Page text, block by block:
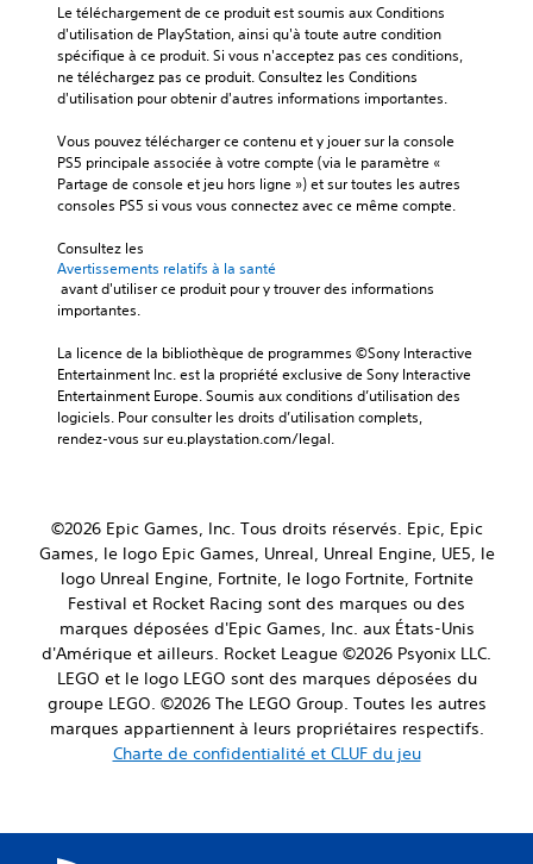
Le téléchargement de ce produit est soumis aux Conditions
d'utilisation de PlayStation, ainsi qu'à toute autre condition
spécifique à ce produit. Si vous n'acceptez pas ces conditions,
ne téléchargez pas ce produit. Consultez les Conditions
d'utilisation pour obtenir d'autres informations importantes.
Vous pouvez télécharger ce contenu et y jouer sur la console
PS5 principale associée à votre compte (via le paramètre «
Partage de console et jeu hors ligne ») et sur toutes les autres
consoles PS5 si vous vous connectez avec ce même compte.
Consultez les
Avertissements relatifs à la santé
importantes.
La licence de la bibliothèque de programmes ©Sony Interactive
Entertainment Inc. est la propriété exclusive de Sony Interactive
Entertainment Europe. Soumis aux conditions d’utilisation des
logiciels. Pour consulter les droits d’utilisation complets,
rendez-vous sur eu.playstation.com/legal.
©2026 Epic Games, Inc. Tous droits réservés. Epic, Epic
Games, le logo Epic Games, Unreal, Unreal Engine, UE5, le
logo Unreal Engine, Fortnite, le logo Fortnite, Fortnite
Festival et Rocket Racing sont des marques ou des
marques déposées d'Epic Games, Inc. aux États-Unis
d'Amérique et ailleurs. Rocket League ©2026 Psyonix LLC.
LEGO et le logo LEGO sont des marques déposées du
groupe LEGO. ©2026 The LEGO Group. Toutes les autres
marques appartiennent à leurs propriétaires respectifs.
Charte de confidentialité et CLUF du jeu